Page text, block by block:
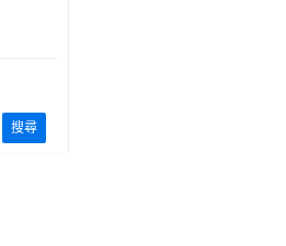
搜尋